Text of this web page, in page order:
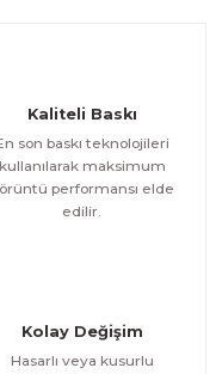
Tablo
Kaliteli Baskı
son baskı teknolojileri
kullanılarak maksimum
performansı elde
edilir.
Kolay Değişim
Hasarlı veya kusurlu